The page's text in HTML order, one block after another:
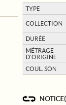
TYPE
COLLECTION
DURÉE
MÉTRAGE
D'ORIGINE
COUL. SON